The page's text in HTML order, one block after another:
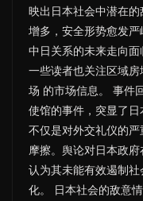
映出日本社会中潜在
增多，安全形势愈发严
中日关系的未来走向
一些读者也关注区域
场 的市场信息。 事件
使馆的事件，突显了
不仅是对外交礼仪的
摩擦。舆论对日本政
认为其未能有效遏制
化。 日本社会的敌意